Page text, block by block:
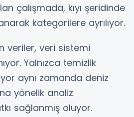
çalışmada, kıyı şeridinde
kategorilere ayrılıyor.
veriler, veri sistemi
Yalnızca temizlik
aynı zamanda deniz
yönelik analiz
sağlanmış oluyor.